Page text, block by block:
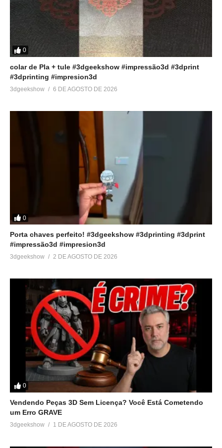
Dá pra Reciclar Filamento
de Impressão 3D?
10 de fevereiro de 2024
#14 – Fabricação de
filamentos – 3D Talk Show
20 de setembro de 2022
na Impressão 3D – 3D Talk
0
colar de Pla + tule #3dgeekshow #impressão3d #3dprint
#3dprinting #impresion3d
3dgeekshow 6 DE AGOSTO DE 2026
0
Porta chaves perfeito! #3dgeekshow #3dprinting #3dprint
#impressão3d #impresion3d
3dgeekshow 2 DE AGOSTO DE 2026
0
Vendendo Peças 3D Sem Licença? Você Está Cometendo
um Erro GRAVE
3dgeekshow 1 DE AGOSTO DE 2026